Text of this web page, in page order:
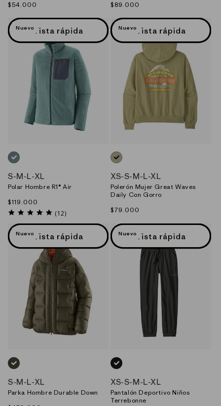
Precio
$54.000
Precio
$89.000
NuevoVista rápida
AZUL_(BLSG)
S-M-L-XL
Polar Hombre R1® Air
Precio
habitual
$119.000
5.0
star
(12)
NuevoVista rápida
VERDE_(WSTO)
XS-S-M-L-XL
Polerón Mujer Great Waves
Daily Con Gorro
Precio
$79.000
NuevoVista rápida
VERDE_(BSNG)
S-M-L-XL
Parka Hombre Durable Down
NuevoVista rápida
NEGRO_(BLK)
XS-S-M-L-XL
Pantalón Deportivo Niños
Terrebonne